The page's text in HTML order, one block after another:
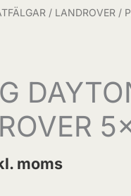
/ LANDROVER /
moms